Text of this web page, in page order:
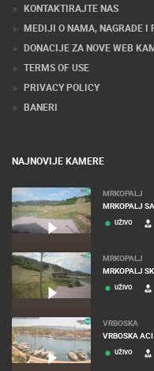
KONTAKTIRAJTE NAS
MEDIJI O NAMA, NAGRADE I
DONACIJE ZA NOVE WEB
TERMS OF USE
PRIVACY POLICY
BANERI
NAJNOVIJE KAMERE
MRKOPALJ
MRKOPALJ
UŽIVO
MRKOPALJ
MRKOPALJ
UŽIVO
VRBOSKA
VRBOSKA
UŽIVO